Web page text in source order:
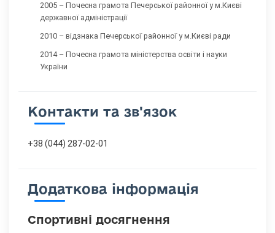
2005 – Почесна грамота Печерської районної у м.Києві
державної адміністрації
2010 – відзнака Печерської районної у м.Києві ради
2014 – Почесна грамота міністерства освіти і науки
України
Контакти та зв'язок
+38 (044) 287-02-01
Додаткова інформація
Спортивні досягнення